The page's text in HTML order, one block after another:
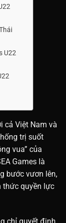
U22
cả Việt Nam và
trị suốt
vua” của
Games là
bước vươn lên,
thức quyền lực